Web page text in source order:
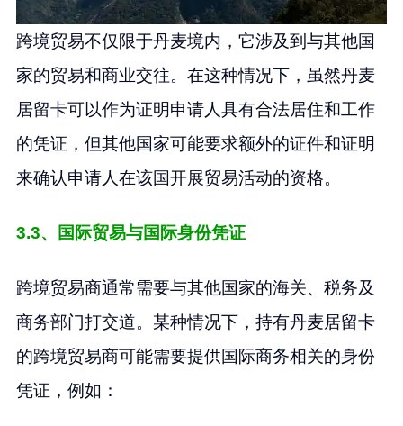
跨境贸易不仅限于丹麦境内，它涉及到与其他国
家的贸易和商业交往。在这种情况下，虽然丹麦
居留卡可以作为证明申请人具有合法居住和工作
的凭证，但其他国家可能要求额外的证件和证明
来确认申请人在该国开展贸易活动的资格。
3.3、国际贸易与国际身份凭证
跨境贸易商通常需要与其他国家的海关、税务及
商务部门打交道。某种情况下，持有丹麦居留卡
的跨境贸易商可能需要提供国际商务相关的身份
凭证，例如：